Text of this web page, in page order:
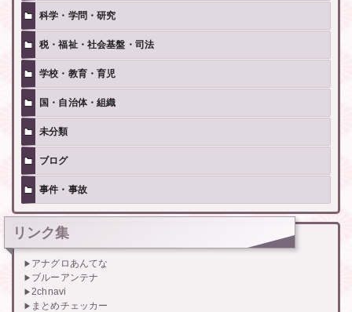
科学・学問・研究
税・福祉・社会基盤・司法
学校・教育・育児
国・自治体・組織
未分類
ブログ
事件・事故
リンク集
アナグロあんてな
ブルーアンテナ
2chnavi
まとめチェッカー